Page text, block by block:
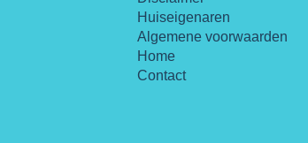
Huiseigenaren
Algemene voorwaarden
Home
Contact